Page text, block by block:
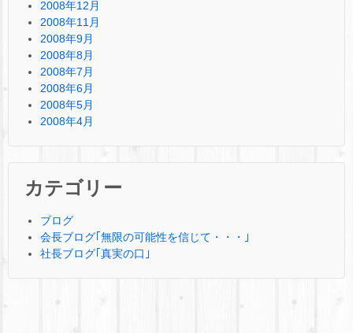
2008年12月
2008年11月
2008年9月
2008年8月
2008年7月
2008年6月
2008年5月
2008年4月
カテゴリー
ブログ
会長ブログ｢無限の可能性を信じて・・・｣
社長ブログ｢真実の口｣